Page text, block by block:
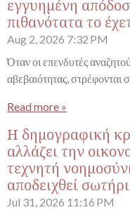
εγγυημένη
πιθανότατα το
Aug 2, 2026 7:32 PM
Όταν οι επενδυτές
αβεβαιότητας, στρέφονται
Read more »
Η δημογραφική
αλλάζει την
τεχνητή
αποδειχθεί
Jul 31, 2026 11:16 PM